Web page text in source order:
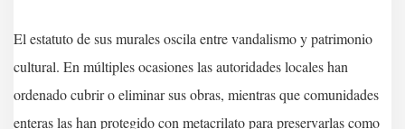
El estatuto de sus murales oscila entre vandalismo y patrimonio
cultural. En múltiples ocasiones las autoridades locales han
ordenado cubrir o eliminar sus obras, mientras que comunidades
enteras las han protegido con metacrilato para preservarlas como